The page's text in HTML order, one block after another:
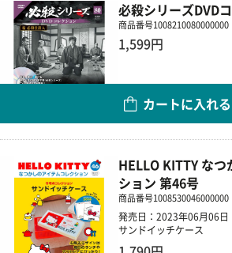
必殺シリーズDVD
商品番号1008210080000000
1,599円
カートに入れる
HELLO KITTY な
ション 第46号
商品番号1008530046000000
発売日：2023年06月06日
サンドイッチケース